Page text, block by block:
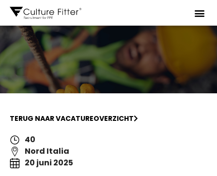
TERUG NAAR VACATUREOVERZICHT
40
Nord Italia
20 juni 2025